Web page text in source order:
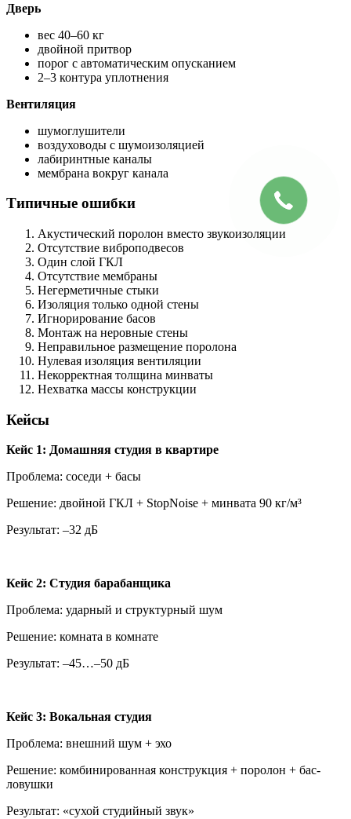
Дверь
вес 40–60 кг
двойной притвор
порог с автоматическим опусканием
2–3 контура уплотнения
Вентиляция
шумоглушители
воздуховоды с шумоизоляцией
лабиринтные каналы
мембрана вокруг канала
Типичные ошибки
Акустический поролон вместо звукоизоляции
Отсутствие виброподвесов
Один слой ГКЛ
Отсутствие мембраны
Негерметичные стыки
Изоляция только одной стены
Игнорирование басов
Монтаж на неровные стены
Неправильное размещение поролона
Нулевая изоляция вентиляции
Некорректная толщина минваты
Нехватка массы конструкции
Кейсы
Кейс 1: Домашняя студия в квартире
Проблема: соседи + басы
Решение: двойной ГКЛ + StopNoise + минвата 90 кг/м³
Результат: –32 дБ
Кейс 2: Студия барабанщика
Проблема: ударный и структурный шум
Решение: комната в комнате
Результат: –45…–50 дБ
Кейс 3: Вокальная студия
Проблема: внешний шум + эхо
Решение: комбинированная конструкция + поролон + бас-
ловушки
Результат: «сухой студийный звук»